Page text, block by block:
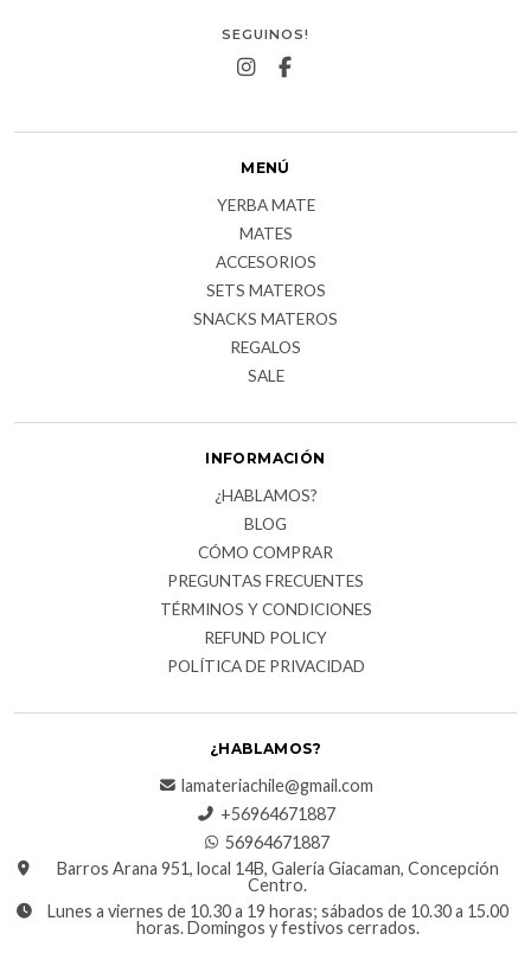
SEGUINOS!
MENÚ
YERBA MATE
MATES
ACCESORIOS
SETS MATEROS
SNACKS MATEROS
REGALOS
SALE
INFORMACIÓN
¿HABLAMOS?
BLOG
CÓMO COMPRAR
PREGUNTAS FRECUENTES
TÉRMINOS Y CONDICIONES
REFUND POLICY
POLÍTICA DE PRIVACIDAD
¿HABLAMOS?
lamateriachile@gmail.com
+56964671887
56964671887
Barros Arana 951, local 14B, Galería Giacaman, Concepción
Centro.
Lunes a viernes de 10.30 a 19 horas; sábados de 10.30 a 15.00
horas. Domingos y festivos cerrados.